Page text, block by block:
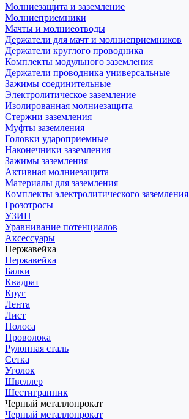
Молниезащита и заземление
Молниеприемники
Мачты и молниеотводы
Держатели для мачт и молниеприемников
Держатели круглого проводника
Комплекты модульного заземления
Держатели проводника универсальные
Зажимы соединительные
Электролитическое заземление
Изолированная молниезащита
Стержни заземления
Муфты заземления
Головки удароприемные
Наконечники заземления
Зажимы заземления
Активная молниезащита
Материалы для заземления
Комплекты электролитического заземления
Грозотросы
УЗИП
Уравнивание потенциалов
Аксессуары
Нержавейка
Нержавейка
Балки
Квадрат
Круг
Лента
Лист
Полоса
Проволока
Рулонная сталь
Сетка
Уголок
Швеллер
Шестигранник
Черный металлопрокат
Черный металлопрокат